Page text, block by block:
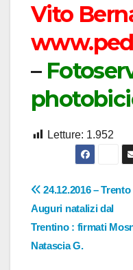
Vito
–
Letture: 1.952
articoli
24.12.2016 – Trento
Auguri natalizi dal
Trentino : firmati
Natascia G.